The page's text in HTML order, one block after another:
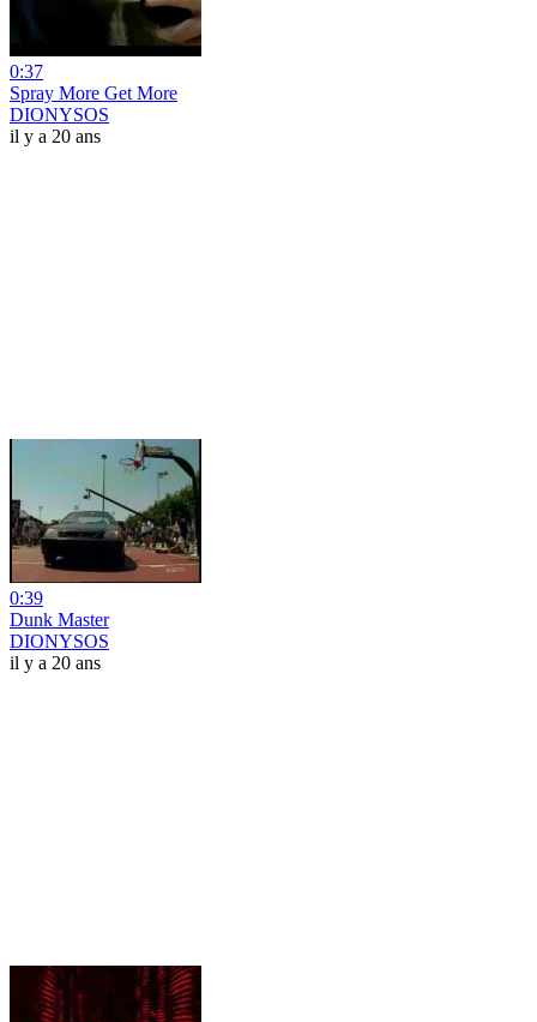
0:37
Spray More Get More
DIONYSOS
il y a 20 ans
0:39
Dunk Master
DIONYSOS
il y a 20 ans